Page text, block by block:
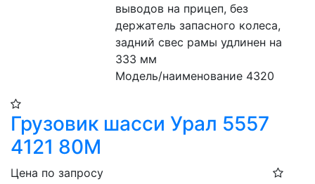
выводов на прицеп, без
держатель запасного колеса,
задний свес рамы удлинен на
333 мм
Модель/наименование 4320
Грузовик шасси Урал 5557
4121 80М
Цена по запросу